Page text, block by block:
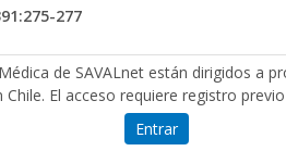
277
de SAVALnet están dirigidos a
El acceso requiere registro
Entrar